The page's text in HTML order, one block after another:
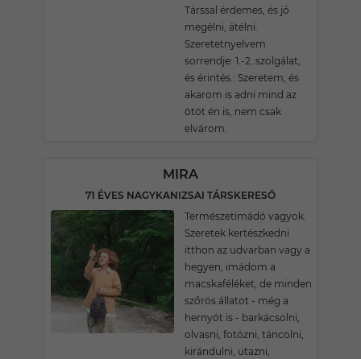
Társsal érdemes, és jó
megélni, átélni.
Szeretetnyelvem
sorrendje: 1.-2.:szolgálat,
és érintés.: Szeretem, és
akarom is adni mind az
ötöt én is, nem csak
elvárom.
MIRA
71 ÉVES NAGYKANIZSAI TÁRSKERESŐ
Természetimádó vagyok.
Szeretek kertészkedni
itthon az udvarban vagy a
hegyen, imádom a
macskaféléket, de minden
szőrös állatot - még a
hernyót is - barkácsolni,
olvasni, fotózni, táncolni,
kirándulni, utazni,